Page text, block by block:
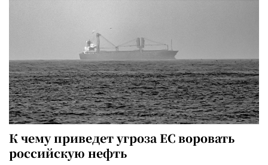
К чему приведет угроза ЕС воровать
российскую нефть